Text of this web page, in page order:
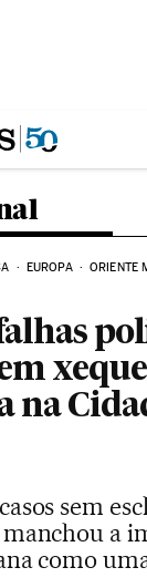
EUROPA ORIENTE
na
sem
a
como